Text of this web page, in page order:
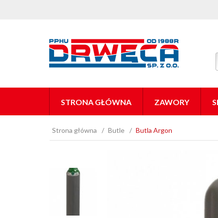
STRONA GŁÓWNA ZAWORY
Strona główna Butle Butla Argon